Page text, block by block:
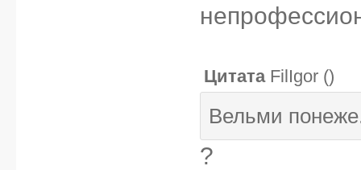
Цитата FilIgor ()
Вельми
?